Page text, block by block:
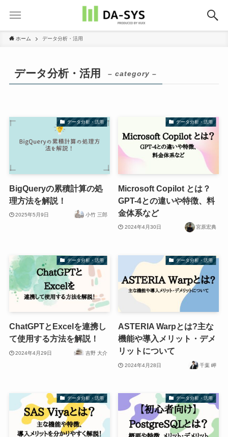
ホーム データ分析・活用
データ分析・活用 – category –
データ分析・活用
BigQueryの累積計算の処
理方法を解説！
2025年5月9日 小竹 三郎
データ分析・活用
Microsoft Copilot とは？
GPT-4との違いや特徴、料
金体系など
2024年4月30日 宮原宏典
データ分析・活用
ChatGPTとExcelを連携し
て使用する方法を解説！
2024年4月29日 吉野 大介
データ分析・活用
ASTERIA Warpとは?主な
機能や導入メリット・デメ
リットについて
2024年4月28日 千葉 岬
データ分析・活用 データ分析・活用